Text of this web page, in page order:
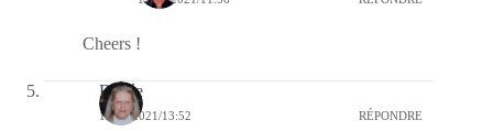
Cheers !
Renée
13/04/2021/13:52 RÉPONDRE